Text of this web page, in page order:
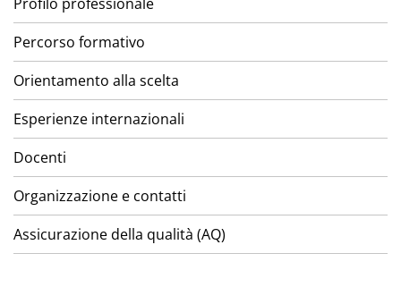
Percorso formativo
Orientamento alla scelta
Esperienze internazionali
Docenti
Organizzazione e contatti
Assicurazione della qualità (AQ)